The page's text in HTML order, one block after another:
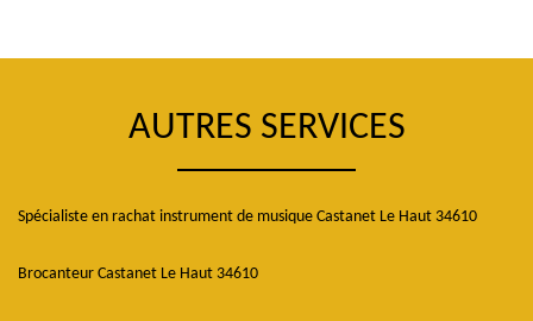
AUTRES SERVICES
Spécialiste en rachat instrument de musique Castanet Le Haut 34610
Brocanteur Castanet Le Haut 34610